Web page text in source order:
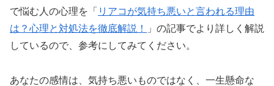
で悩む人の心理を「 リアコが気持ち悪いと言われる理由
は？心理と対処法を徹底解説！
」の記事でより詳しく解説
しているので、参考にしてみてください。
あなたの感情は、気持ち悪いものではなく、一生懸命な